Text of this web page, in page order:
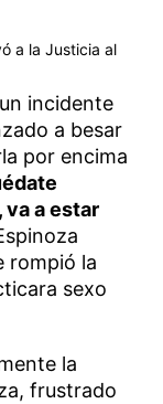
a la Justicia al
incidente
a besar
por encima
a estar
rompió la
sexo
la
frustrado